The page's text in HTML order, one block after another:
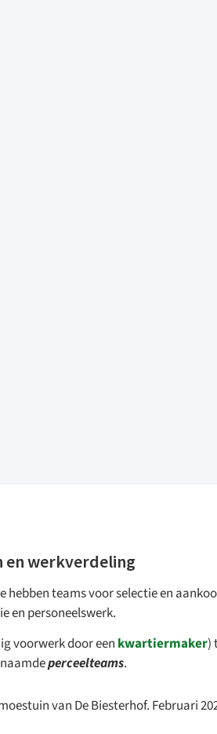
en werkverdeling
hebben teams voor selectie en
en personeelswerk.
voorwerk door een kwartiermaker)
perceelteams.
van De Biesterhof. Februari